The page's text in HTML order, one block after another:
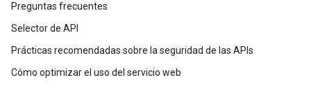
Preguntas frecuentes
Selector de API
Prácticas recomendadas sobre la seguridad de las APIs
Cómo optimizar el uso del servicio web